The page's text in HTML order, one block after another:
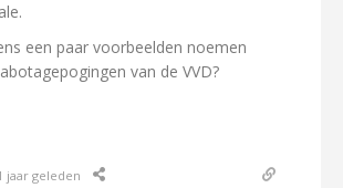
een paar voorbeelden noemen
van de VVD?
jaar geleden